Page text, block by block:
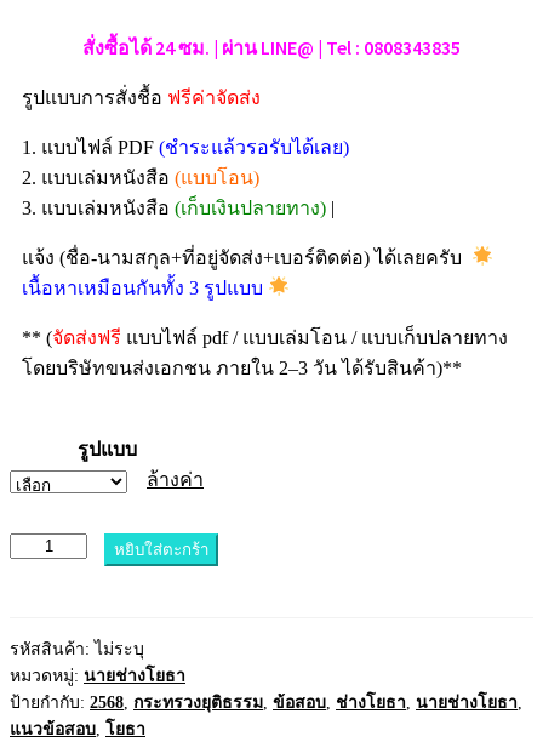
สั่งซื้อได้ 24 ซม. | ผ่าน LINE@ | Tel : 0808343835
รูปแบบการสั่งชื้อ ฟรีค่าจัดส่ง
1. แบบไฟล์ PDF (ชำระแล้วรอรับได้เลย)
2. แบบเล่มหนังสือ (แบบโอน)
3. แบบเล่มหนังสือ (เก็บเงินปลายทาง) |
แจ้ง (ชื่อ-นามสกุล+ที่อยู่จัดส่ง+เบอร์ติดต่อ) ได้เลยครับ
เนื้อหาเหมือนกันทั้ง 3 รูปแบบ
** (จัดส่งฟรี แบบไฟล์ pdf / แบบเล่มโอน / แบบเก็บปลายทาง
โดยบริษัทขนส่งเอกชน ภายใน 2–3 วัน ได้รับสินค้า)**
รูปแบบ
ล้างค่า
หยิบใส่ตะกร้า
รหัสสินค้า:ไม่ระบุ
หมวดหมู่: นายช่างโยธา
ป้ายกำกับ: 2568 กระทรวงยุติธรรม ข้อสอบ ช่างโยธา นายช่างโยธา
แนวข้อสอบ โยธา